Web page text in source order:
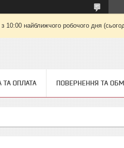
10:00 найближчого робочого дня
ТА ОПЛАТА ПОВЕРНЕННЯ ТА